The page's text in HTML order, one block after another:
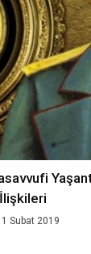
İlişkileri
Subat 2019